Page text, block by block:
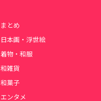
まとめ
日本画・浮世絵
着物・和服
和雑貨
和菓子
エンタメ